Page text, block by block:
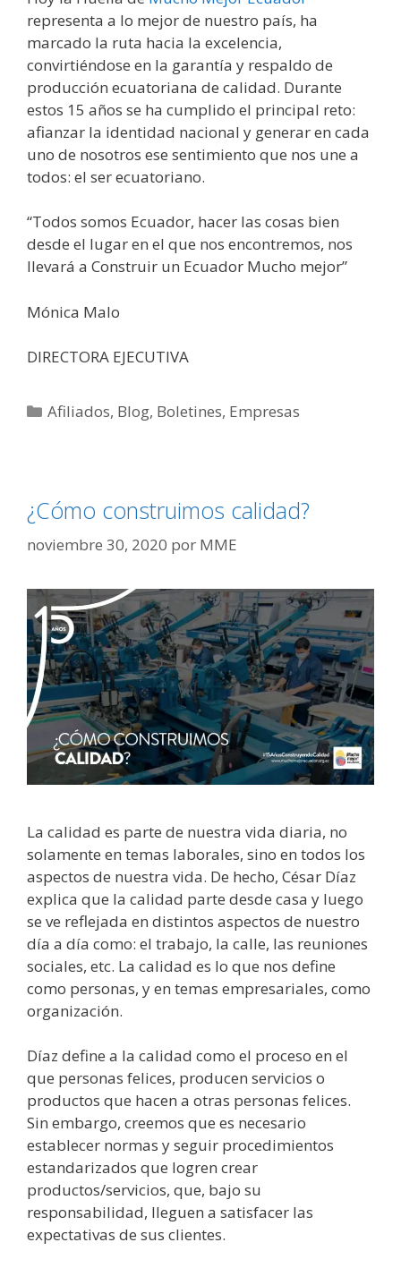
representa a lo mejor de nuestro país, ha
marcado la ruta hacia la excelencia,
convirtiéndose en la garantía y respaldo de
producción ecuatoriana de calidad. Durante
estos 15 años se ha cumplido el principal reto:
afianzar la identidad nacional y generar en cada
uno de nosotros ese sentimiento que nos une a
todos: el ser ecuatoriano.
“Todos somos Ecuador, hacer las cosas bien
desde el lugar en el que nos encontremos, nos
llevará a Construir un Ecuador Mucho mejor”
Mónica Malo
DIRECTORA EJECUTIVA
Afiliados, Blog, Boletines, Empresas
¿Cómo construimos calidad?
noviembre 30, 2020 por MME
La calidad es parte de nuestra vida diaria, no
solamente en temas laborales, sino en todos los
aspectos de nuestra vida. De hecho, César Díaz
explica que la calidad parte desde casa y luego
se ve reflejada en distintos aspectos de nuestro
día a día como: el trabajo, la calle, las reuniones
sociales, etc. La calidad es lo que nos define
como personas, y en temas empresariales, como
organización.
Díaz define a la calidad como el proceso en el
que personas felices, producen servicios o
productos que hacen a otras personas felices.
Sin embargo, creemos que es necesario
establecer normas y seguir procedimientos
estandarizados que logren crear
productos/servicios, que, bajo su
responsabilidad, lleguen a satisfacer las
expectativas de sus clientes.